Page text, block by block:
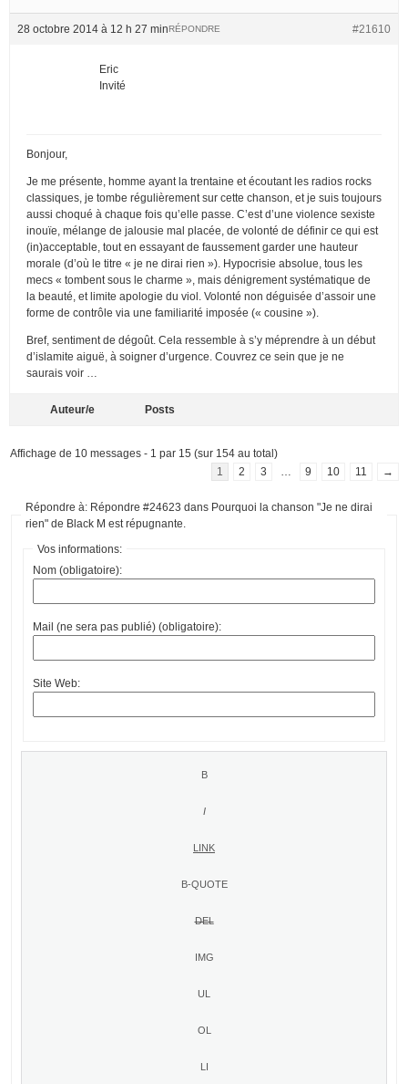
28 octobre 2014 à 12 h 27 min #21610
RÉPONDRE
Eric
Invité
Bonjour,
Je me présente, homme ayant la trentaine et écoutant les radios rocks
classiques, je tombe régulièrement sur cette chanson, et je suis toujours
aussi choqué à chaque fois qu’elle passe. C’est d’une violence sexiste
inouïe, mélange de jalousie mal placée, de volonté de définir ce qui est
(in)acceptable, tout en essayant de faussement garder une hauteur
morale (d’où le titre « je ne dirai rien »). Hypocrisie absolue, tous les
mecs « tombent sous le charme », mais dénigrement systématique de
la beauté, et limite apologie du viol. Volonté non déguisée d’assoir une
forme de contrôle via une familiarité imposée (« cousine »).
Bref, sentiment de dégoût. Cela ressemble à s’y méprendre à un début
d’islamite aiguë, à soigner d’urgence. Couvrez ce sein que je ne
saurais voir …
Auteur/e Posts
Affichage de 10 messages - 1 par 15 (sur 154 au total)
1
2 3 9 10 11 →
Répondre à: Répondre #24623 dans Pourquoi la chanson "Je ne dirai
rien" de Black M est répugnante.
Vos informations:
Nom (obligatoire):
Mail (ne sera pas publié) (obligatoire):
Site Web: